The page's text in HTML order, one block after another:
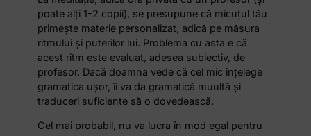
poate alți 1-2 copii), se presupune că micuțul tău
primește materie personalizat, adică pe măsura
ritmului și puterilor lui. Problema cu asta e că
acest ritm este evaluat, adesea subiectiv, de
profesor. Dacă doamna vede că cel mic înțelege
gramatica ușor, îi va da gramatică muultă și
traduceri suficiente să o dovedească.
Cel mai probabil, nu va lucra în mod egal pentru